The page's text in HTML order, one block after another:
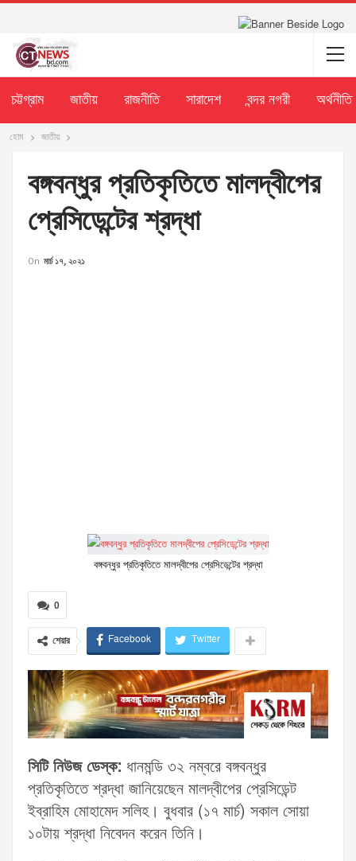
চট্টগ্রাম জাতীয় রাজনীতি সারাদেশ বন্দর নগরী অর্থনীতি
হোম জাতীয়
বঙ্গবন্ধুর প্রতিকৃতিতে মালদ্বীপের
প্রেসিডেন্টের শ্রদ্ধা
On মার্চ ১৭, ২০২১
বঙ্গবন্ধুর প্রতিকৃতিতে মালদ্বীপের প্রেসিডেন্টের শ্রদ্ধা
0
শেয়ার Facebook Twitter
সিটি নিউজ ডেস্ক: ধানমন্ডি ৩২ নম্বরে বঙ্গবন্ধুর
প্রতিকৃতিতে শ্রদ্ধা জানিয়েছেন মালদ্বীপের প্রেসিডেন্ট
ইব্রাহিম মোহামেদ সলিহ। বুধবার (১৭ মার্চ) সকাল সোয়া
১০টায় শ্রদ্ধা নিবেদন করেন তিনি।